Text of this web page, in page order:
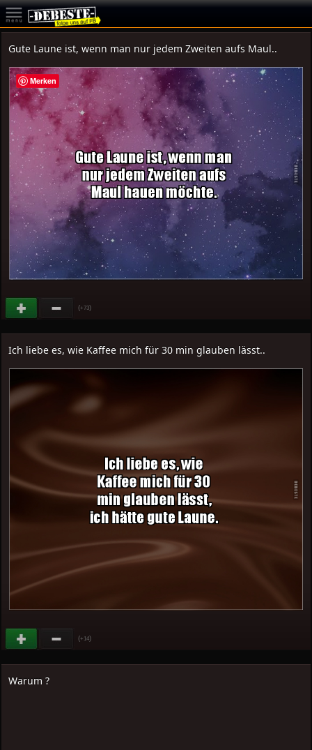
Gute Laune ist, wenn man nur jedem Zweiten aufs Maul..
(+73)
Ich liebe es, wie Kaffee mich für 30 min glauben lässt..
(+14)
Warum ?
Merken